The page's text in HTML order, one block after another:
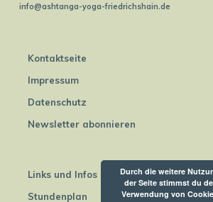
info@ashtanga-yoga-friedrichshain.de
Kontaktseite
Impressum
Datenschutz
Newsletter abonnieren
Links und Infos
Stundenplan
Durch die weitere
der Seite stimmst du
Verwendung von